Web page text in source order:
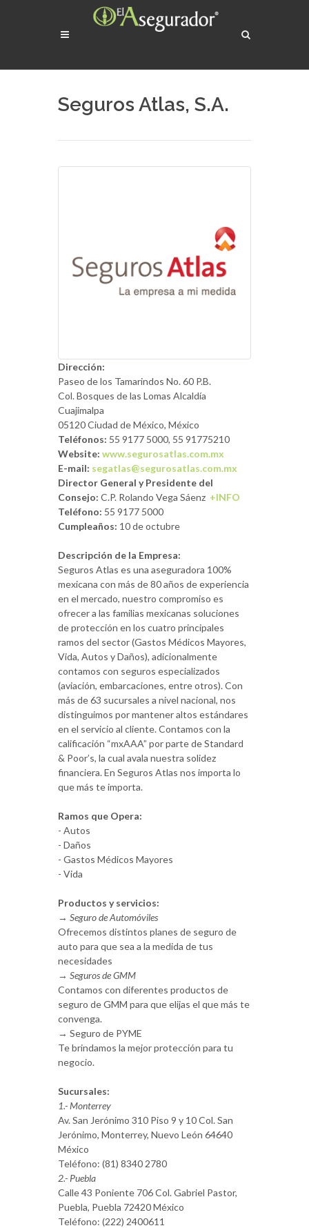
Seguros Atlas, S.A.
Dirección:
Paseo de los Tamarindos No. 60 P.B.
Col. Bosques de las Lomas Alcaldía
Cuajimalpa
05120 Ciudad de México, México
Teléfonos: 55 9177 5000, 55 91775210
Website: www.segurosatlas.com.mx
E-mail: segatlas@segurosatlas.com.mx
Director General y Presidente del
Consejo: C.P. Rolando Vega Sáenz +INFO
Teléfono: 55 9177 5000
Cumpleaños: 10 de octubre
Descripción de la Empresa:
Seguros Atlas es una aseguradora 100%
mexicana con más de 80 años de experiencia
en el mercado, nuestro compromiso es
ofrecer a las familias mexicanas soluciones
de protección en los cuatro principales
ramos del sector (Gastos Médicos Mayores,
Vida, Autos y Daños), adicionalmente
contamos con seguros especializados
(aviación, embarcaciones, entre otros). Con
más de 63 sucursales a nivel nacional, nos
distinguimos por mantener altos estándares
en el servicio al cliente. Contamos con la
calificación “mxAAA” por parte de Standard
& Poor’s, la cual avala nuestra solidez
financiera. En Seguros Atlas nos importa lo
que más te importa.
Ramos que Opera:
- Autos
- Daños
- Gastos Médicos Mayores
- Vida
Productos y servicios:
→ Seguro de Automóviles
Ofrecemos distintos planes de seguro de
auto para que sea a la medida de tus
necesidades
→ Seguros de GMM
Contamos con diferentes productos de
seguro de GMM para que elijas el que más te
convenga.
→ Seguro de PYME
Te brindamos la mejor protección para tu
negocio.
Sucursales:
1.- Monterrey
Av. San Jerónimo 310 Piso 9 y 10 Col. San
Jerónimo, Monterrey, Nuevo León 64640
México
Teléfono: (81) 8340 2780
2.- Puebla
Calle 43 Poniente 706 Col. Gabriel Pastor,
Puebla, Puebla 72420 México
Teléfono: (222) 2400611